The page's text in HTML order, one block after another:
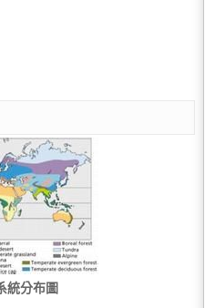
統分布圖